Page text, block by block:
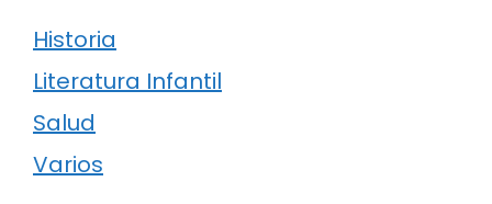
Historia
Literatura Infantil
Salud
Varios